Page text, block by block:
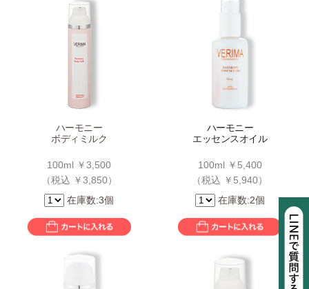
ハーモニー
ボディミルク
100ml ￥3,500
（税込 ￥3,850）
在庫数:3個
ハーモニー
エッセンスオイル
100ml ￥5,400
（税込 ￥5,940）
在庫数:2個